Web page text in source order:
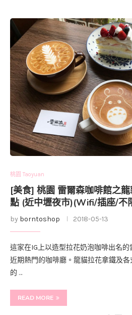
桃園 Taoyuan
[美食] 桃園 雷爾森咖啡館之
點 (近中壢夜市)(Wifi/插座/不
by borntoshop 2018-05-13
這家在IG上以造型拉花奶泡咖啡出名
近期熱門的咖啡廳。龍貓拉花拿鐵及
的 …
READ MORE